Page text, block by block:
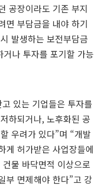
공장이라도 기존 부지
면 부담금을 내야 하기
발생하는 보전부담금
나 투자를 포기할 가능
있는 기업들은 투자를
하되거나, 노후화된 공
우려가 있다”며 “개발
게 허가받은 사업장들에
물 바닥면적 이상으로
부 면제해야 한다”고 강